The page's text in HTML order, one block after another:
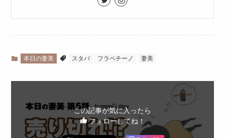
本日の妻美 スタバ フラペチーノ 妻美
この記事が気に入ったら
フォローしてね！